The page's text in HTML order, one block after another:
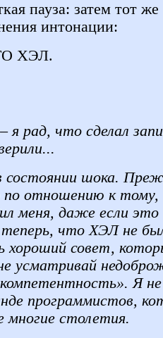
пауза: затем тот
интонации:
ХЭЛ.
рад, что сделал
шока.
отношению к тому,
меня, даже если
что ХЭЛ не
хороший совет,
усматривай
Я
программистов,
столетия.